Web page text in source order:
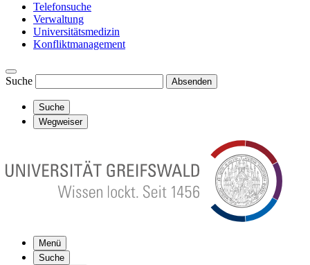
Telefonsuche
Verwaltung
Universitätsmedizin
Konfliktmanagement
Suche Absenden
Suche
Wegweiser
Menü
Suche